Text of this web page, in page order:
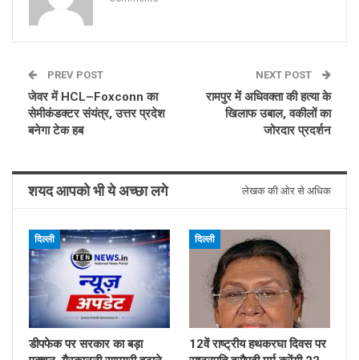
PREV POST
जेवर में HCL–Foxconn का
सेमीकंडक्टर संयंत्र, उत्तर प्रदेश
बनेगा टेक हब
NEXT POST
रामपुर में अधिवक्ता की हत्या के
खिलाफ उबाल, वकीलों का
जोरदार प्रदर्शन
शयद आपको भी ये अच्छा लगे लेखक की ओर से अधिक
दिल्ली
डीपफेक पर सरकार का बड़ा
दिल्ली
12वें राष्ट्रीय हथकरघा दिवस पर